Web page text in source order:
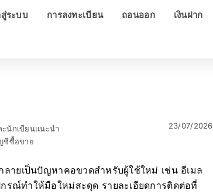
สู่ระบบ การลงทะเบียน ถอนออก เงินฝาก
นักเขียนแนะนำ
ชีซื้อขาย
23/07/2026
ายเป็นปัญหาคอขวดสำหรับผู้ใช้ใหม่ เช่น อีเมล
ณ์ทำให้มือใหม่สะดุด รายละเอียดการติดต่อที่